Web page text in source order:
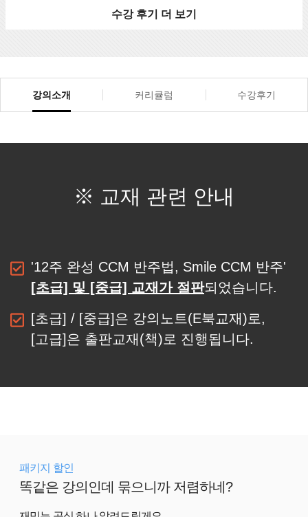
수강 후기 더 보기
강의소개 커리큘럼 수강후기
※ 교재 관련 안내
'12주 완성 CCM 반주법, Smile CCM 반주'
[초급] 및 [중급] 교재가 절판되었습니다.
[초급] / [중급]은 강의노트(E북교재)로,
[고급]은 출판교재(책)로 진행됩니다.
패키지 할인
똑같은 강의인데 묶으니까 저렴하네?